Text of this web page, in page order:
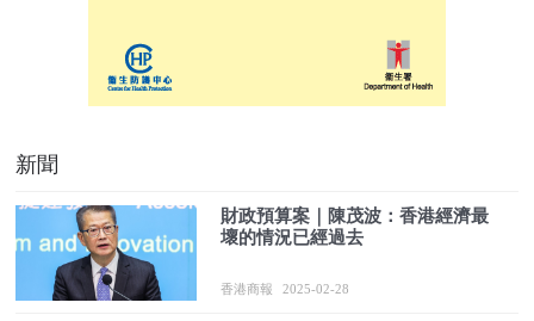
新聞
財政預算案｜陳茂波：香港經濟最
壞的情況已經過去
香港商報 2025-02-28